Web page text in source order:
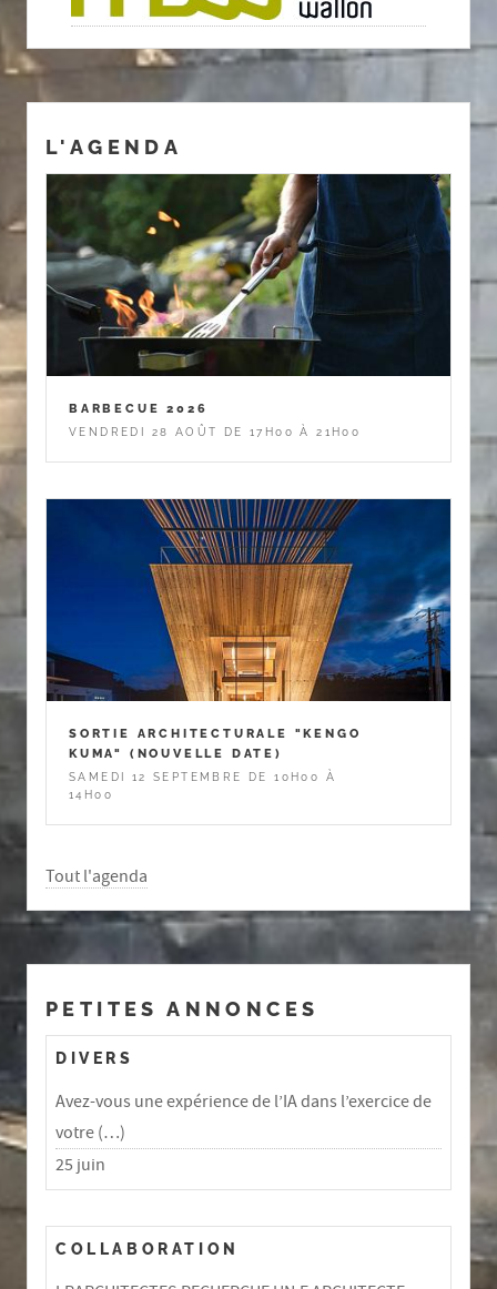
L'AGENDA
BARBECUE 2026
VENDREDI 28 AOÛT DE 17H00 À 21H00
SORTIE ARCHITECTURALE "KENGO
KUMA" (NOUVELLE DATE)
SAMEDI 12 SEPTEMBRE DE 10H00 À
14H00
Tout l'agenda
PETITES ANNONCES
DIVERS
Avez-vous une expérience de l’IA dans l’exercice de
votre (…)
25 juin
COLLABORATION